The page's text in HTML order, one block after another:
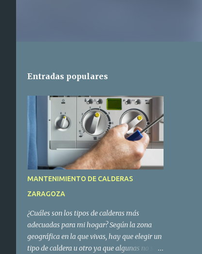
Entradas populares
MANTENIMIENTO DE CALDERAS
ZARAGOZA
¿Cuáles son los tipos de calderas más
adecuadas para mi hogar? Según la zona
geográfica en la que vivas, hay que elegir un
tipo de caldera u otro ya que algunas no son